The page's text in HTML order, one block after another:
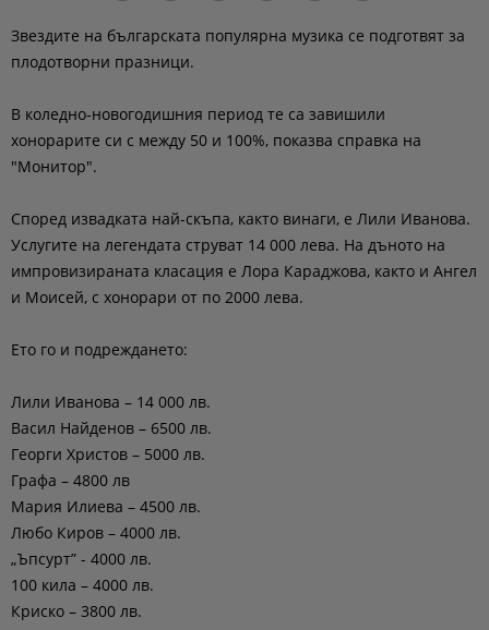
Звездите на българската популярна музика се подготвят за
плодотворни празници.
В коледно-новогодишния период те са завишили
хонорарите си с между 50 и 100%, показва справка на
"Монитор".
Според извадката най-скъпа, както винаги, е Лили Иванова.
Услугите на легендата струват 14 000 лева. На дъното на
импровизираната класация е Лора Караджова, както и Ангел
и Моисей, с хонорари от по 2000 лева.
Ето го и подреждането:
Лили Иванова – 14 000 лв.
Васил Найденов – 6500 лв.
Георги Христов – 5000 лв.
Графа – 4800 лв
Мария Илиева – 4500 лв.
Любо Киров – 4000 лв.
„Ъпсурт” - 4000 лв.
100 кила – 4000 лв.
Криско – 3800 лв.